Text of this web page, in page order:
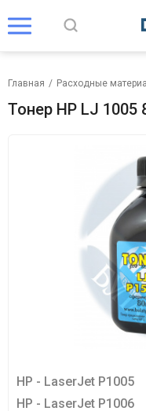
Главная / Расходные
Тонер HP LJ 1005
HP - LaserJet P1005
HP - LaserJet P1006